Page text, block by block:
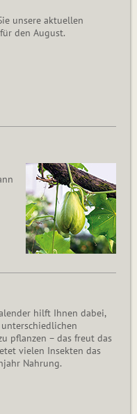
unsere aktuellen
den August.
hilft Ihnen dabei,
pflanzen – das freut das
vielen Insekten das
Nahrung.